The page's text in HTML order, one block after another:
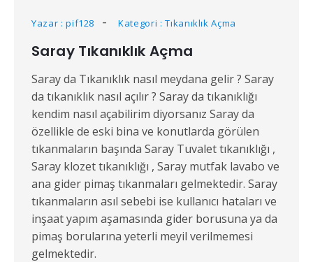
Yazar : pif128 Kategori : Tıkanıklık Açma
Saray Tıkanıklık Açma
Saray da Tıkanıklık nasıl meydana gelir ? Saray
da tıkanıklık nasıl açılır ? Saray da tıkanıklığı
kendim nasıl açabilirim diyorsanız Saray da
özellikle de eski bina ve konutlarda görülen
tıkanmaların başında Saray Tuvalet tıkanıklığı ,
Saray klozet tıkanıklığı , Saray mutfak lavabo ve
ana gider pimaş tıkanmaları gelmektedir. Saray
tıkanmaların asıl sebebi ise kullanıcı hataları ve
inşaat yapım aşamasında gider borusuna ya da
pimaş borularına yeterli meyil verilmemesi
gelmektedir.